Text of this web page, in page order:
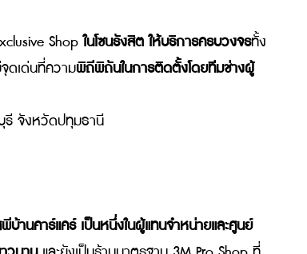
ป
าคุณภาพสูง ทั้งชุดแต่งรถยนต์ กล้องบันทึกหน้าร
ตั้งฟิล์มกรองแสง 3M ทุกรุ่นอย่างมืออาชีพ พร้อมใ
อให้คุณอุ่นใจในทุกการขับขี่บนท้องถนน
หวัดระยอง